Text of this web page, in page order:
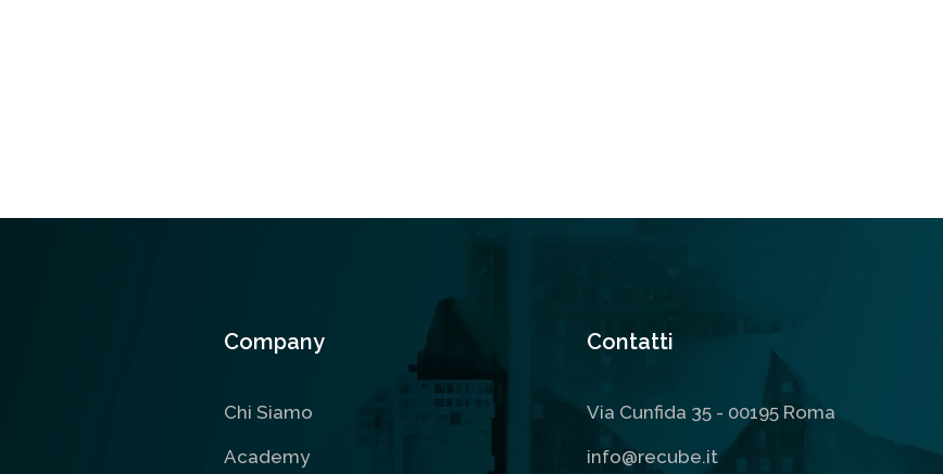
Company
Chi Siamo
Academy
Contatti
Via Cunfida 35 - 00195 Roma
info@recube.it